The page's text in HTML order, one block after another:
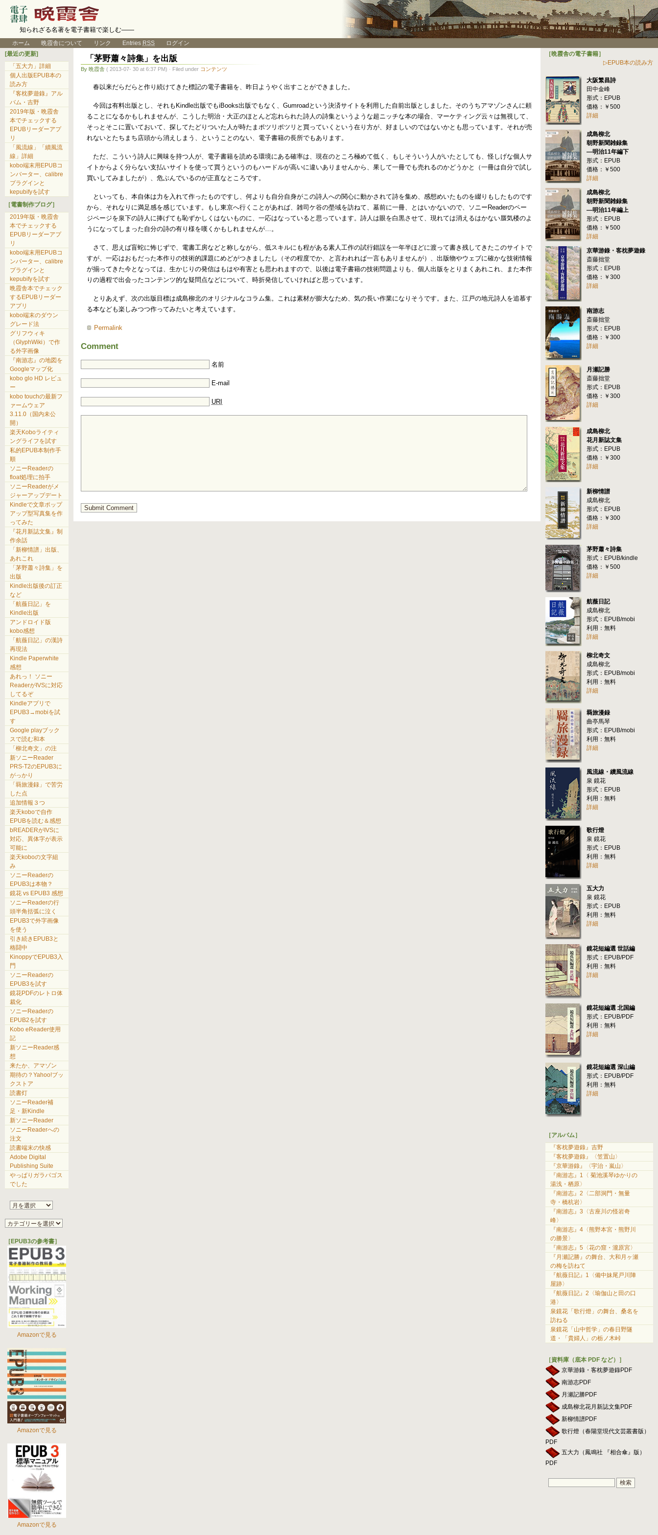
知られざる名著を電子書籍で楽しむ――
ホーム 晩霞舎について リンク Entries RSS ログイン
「茅野蕭々詩集」を出版
By 晩霞舎 ( 2013-07- 30 at 6:37 PM) · Filed under コンテンツ
春以来だらだらと作り続けてきた標記の電子書籍を、昨日ようやく出すことができました。
今回は有料出版とし、それもKindle出版でもiBooks出版でもなく、Gumroadという決済サイトを利用した自前出版としました。そのうちアマゾンさんに頼
ることになるかもしれませんが、こうした明治・大正のほとんど忘れられた詩人の詩集というような超ニッチな本の場合、マーケティング云々は無視して、
そっとそこに置いておいて、探してたどりついた人が時たまポツリポツリと買っていくという在り方が、好ましいのではないかとも思っています。それが売
れないとたちまち店頭から消えしまう、ということのない、電子書籍の長所でもあります。
ただ、こういう詩人に興味を持つ人が、電子書籍を読める環境にある確率は、現在のところ極めて低く、もしそういう人がいたとしても、怪しげな個人サ
イトからよく分らない支払いサイトを使って買うというのもハードルが高いに違いありませんから、果して一冊でも売れるのかどうかと（一冊は自分で試し
買いしてみましたが）、危ぶんでいるのが正直なところです。
といっても、本自体は力を入れて作ったものですし、何よりも自分自身がこの詩人への関心に動かされて詩を集め、感想めいたものを綴りもしたものです
から、それなりに満足感を感じています。もし東京へ行くことがあれば、雑司ケ谷の塋域を訪ねて、墓前に一冊、とはいかないので、ソニーReaderのペー
ジページを泉下の詩人に捧げても恥ずかしくはないものに、一応はなっていると思っています。詩人は眼を白黒させて、現れては消えるはかない蜃気楼のよ
うになってしまった自分の詩の有り様を嘆くかもしれませんが…。
さて、思えば盲蛇に怖じずで、電書工房などと称しながら、低スキルにも程がある素人工作の試行錯誤を一年半ほどに渡って書き残してきたこのサイトで
すが、一応はおもだった本作りの技術的課題にめどがつきましたし（その程度でか、と言われれば一言もありませんが）、出版物やウェブに確かな技術情報
が揃ってきた今となっては、生かじりの発信はもはや有害とも思われますので、以後は電子書籍の技術問題よりも、個人出版をとりまくあれこれ、また本作
りの過程で出会ったコンテンツ的な疑問点などについて、時折発信していければと思っています。
とりあえず、次の出版目標は成島柳北のオリジナルなコラム集。これは素材が膨大なため、気の長い作業になりそうです。また、江戸の地元詩人を追慕す
る本なども楽しみつつ作ってみたいと考えています。
Permalink
Comment
名前
E-mail
URI
[最近の更新]
「五大力」詳細
個人出版EPUB本の
読み方
『客枕夢遊錄』アル
バム・吉野
2019年版・晩霞舎
本でチェックする
EPUBリーダーアプ
リ
「風流線」「續風流
線」詳細
kobo端末用EPUBコ
ンバーター、calibre
プラグインと
kepubifyを試す
［電書制作ブログ］
2019年版・晩霞舎
本でチェックする
EPUBリーダーアプ
リ
kobo端末用EPUBコ
ンバーター、calibre
プラグインと
kepubifyを試す
晩霞舎本でチェック
するEPUBリーダー
アプリ
kobo端末のダウン
グレード法
グリフウィキ
（GlyphWiki）で作
る外字画像
『南游志』の地図を
Googleマップ化
kobo glo HD レビュ
ー
kobo touchの最新フ
ァームウェア
3.11.0（国内未公
開）
楽天Koboライティ
ングライフを試す
私的EPUB本制作手
順
ソニーReaderの
float処理に拍手
ソニーReaderがメ
ジャーアップデート
Kindleで文章ポップ
アップ型写真集を作
ってみた
『花月新誌文集』制
作余話
「新柳情譜」出版、
あれこれ
「茅野蕭々詩集」を
出版
Kindle出版後の訂正
など
「航薇日記」を
Kindle出版
アンドロイド版
kobo感想
「航薇日記」の漢詩
再現法
Kindle Paperwhite
感想
あれっ！ ソニー
ReaderがIVSに対応
してるぞ
Kindleアプリで
EPUB3→mobiを試
す
Google playブック
スで読む和本
「柳北奇文」の注
新ソニーReader
PRS-T2のEPUB3に
がっかり
「羇旅漫録」で苦労
した点
追加情報３つ
楽天koboで自作
EPUBを読む＆感想
bREADERがIVSに
対応、異体字が表示
可能に
楽天koboの文字組
み
ソニーReaderの
EPUB3は本物？
鏡花 vs EPUB3 感想
ソニーReaderの行
頭半角括弧に泣く
EPUB3で外字画像
を使う
引き続きEPUB3と
格闘中
KinoppyでEPUB3入
門
ソニーReaderの
EPUB3を試す
鏡花PDFのレトロ体
裁化
ソニーReaderの
EPUB2を試す
Kobo eReader使用
記
新ソニーReader感
想
来たか、アマゾン
期待の？Yahoo!ブッ
クストア
読書灯
ソニーReader補
足・新Kindle
新ソニーReader
ソニーReaderへの
注文
読書端末の快感
Adobe Digital
Publishing Suite
やっぱりガラパゴス
でした
［EPUB3の参考書］
Amazonで見る
Amazonで見る
Amazonで見る
［晩霞舎の電子書籍］
▷EPUB本の読み方
大阪繁昌詩
田中金峰
形式：EPUB
価格：￥500
詳細
成島柳北
朝野新聞雑録集
―明治11年編下
形式：EPUB
価格：￥500
詳細
成島柳北
朝野新聞雑録集
―明治11年編上
形式：EPUB
価格：￥500
詳細
京華游錄・客枕夢遊錄
斎藤拙堂
形式：EPUB
価格：￥300
詳細
南游志
斎藤拙堂
形式：EPUB
価格：￥300
詳細
月瀬記勝
斎藤拙堂
形式：EPUB
価格：￥300
詳細
成島柳北
花月新誌文集
形式：EPUB
価格：￥300
詳細
新柳情譜
成島柳北
形式：EPUB
価格：￥300
詳細
茅野蕭々詩集
形式：EPUB/kindle
価格：￥500
詳細
航薇日記
成島柳北
形式：EPUB/mobi
利用：無料
詳細
柳北奇文
成島柳北
形式：EPUB/mobi
利用：無料
詳細
羇旅漫録
曲亭馬琴
形式：EPUB/mobi
利用：無料
詳細
風流線・續風流線
泉 鏡花
形式：EPUB
利用：無料
詳細
歌行燈
泉 鏡花
形式：EPUB
利用：無料
詳細
五大力
泉 鏡花
形式：EPUB
利用：無料
詳細
鏡花短編選 世話編
形式：EPUB/PDF
利用：無料
詳細
鏡花短編選 北国編
形式：EPUB/PDF
利用：無料
詳細
鏡花短編選 深山編
形式：EPUB/PDF
利用：無料
詳細
［アルバム］
『客枕夢遊錄』吉野
『客枕夢遊錄』〈笠置山〉
『京華游錄』〈宇治・嵐山〉
『南游志』1〈 菊池溪琴ゆかりの
湯浅・栖原〉
『南游志』2〈二部洞門・無量
寺・橋杭岩〉
『南游志』3〈古座川の怪岩奇
峰〉
『南游志』4〈熊野本宮・熊野川
の勝景〉
『南游志』5〈花の窟・瀧原宮〉
『月瀬記勝』の舞台、大和月ヶ瀬
の梅を訪ねて
『航薇日記』1〈備中妹尾戸川陣
屋跡〉
『航薇日記』2〈瑜伽山と田の口
港〉
泉鏡花「歌行燈」の舞台、桑名を
訪ねる
泉鏡花「山中哲学」の春日野隧
道・「貴婦人」の栃ノ木峠
［資料庫（底本 PDF など）］
京華游錄・客枕夢遊錄PDF
南游志PDF
月瀬記勝PDF
成島柳北花月新誌文集PDF
新柳情譜PDF
歌行燈（春陽堂現代文芸叢書版）
PDF
五大力（鳳鳴社 『相合傘』版）
PDF